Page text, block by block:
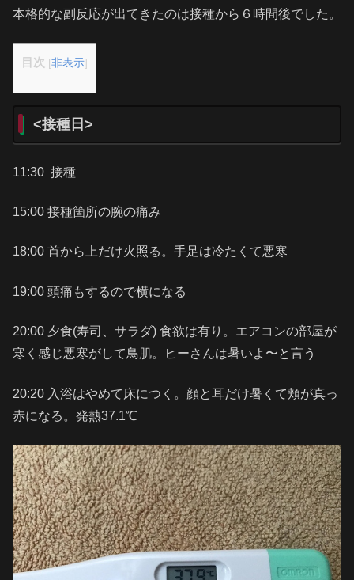
本格的な副反応が出てきたのは接種から６時間後でした。
目次 [非表示]
<接種日>
11:30 接種
15:00 接種箇所の腕の痛み
18:00 首から上だけ火照る。手足は冷たくて悪寒
19:00 頭痛もするので横になる
20:00 夕食(寿司、サラダ) 食欲は有り。エアコンの部屋が
寒く感じ悪寒がして鳥肌。ヒーさんは暑いよ〜と言う
20:20 入浴はやめて床につく。顔と耳だけ暑くて頬が真っ
赤になる。発熱37.1℃